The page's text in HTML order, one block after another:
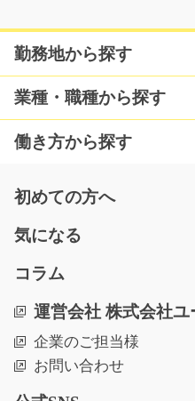
稼げる夜勤専属 カーナ
00380
急募
急募☆夜勤専属☆高時給案
たカーナビゲーションの…
長期（3ヶ月以上）
時給1250円～1563円
急募
【急募】【高時給】◇事務
社でお客様のお電話対…
勤務地から探す
業種・職種から探す
働き方から探す
初めての方へ
気になる
コラム
運営会社 株式会社ユ
企業のご担当様
お問い合わせ